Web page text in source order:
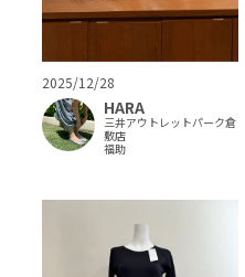
2025/12/28
HARA
三井アウトレットパーク倉
敷店
福助